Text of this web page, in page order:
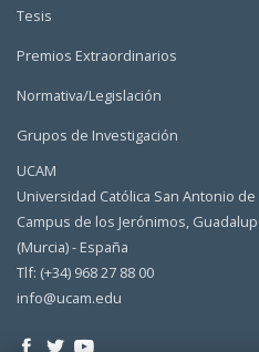
Tesis
Premios Extraordinarios
Normativa/Legislación
Grupos de Investigación
UCAM
Universidad Católica San Antonio de
Campus de los Jerónimos,
(Murcia) - España
Tlf: (+34) 968 27 88 00
info@ucam.edu